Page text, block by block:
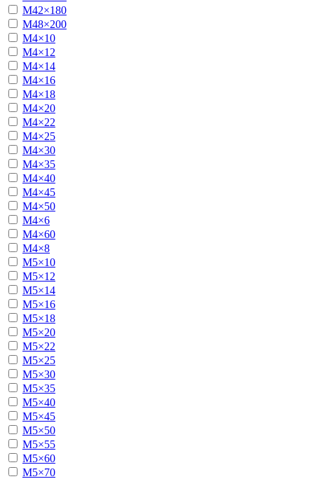
М42×180
М48×200
М4×10
М4×12
М4×14
М4×16
М4×18
М4×20
М4×22
М4×25
М4×30
М4×35
М4×40
М4×45
М4×50
М4×6
М4×60
М4×8
М5×10
М5×12
М5×14
М5×16
М5×18
М5×20
М5×22
М5×25
М5×30
М5×35
М5×40
М5×45
М5×50
М5×55
М5×60
М5×70